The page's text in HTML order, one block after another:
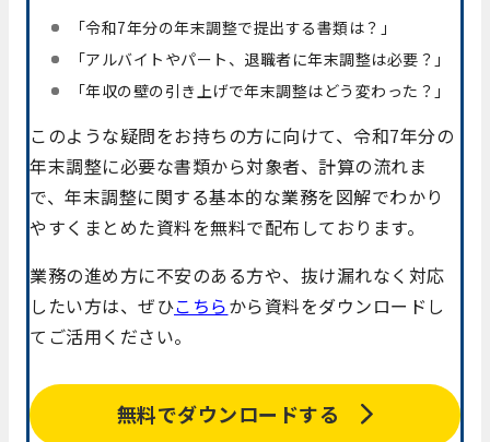
「令和7年分の年末調整で提出する書類は？」
「アルバイトやパート、退職者に年末調整は必要？」
「年収の壁の引き上げで年末調整はどう変わった？」
このような疑問をお持ちの方に向けて、令和7年分の
年末調整に必要な書類から対象者、計算の流れま
で、年末調整に関する基本的な業務を図解でわかり
やすくまとめた資料を無料で配布しております。
業務の進め方に不安のある方や、抜け漏れなく対応
したい方は、ぜひこちらから資料をダウンロードし
てご活用ください。
無料でダウンロードする